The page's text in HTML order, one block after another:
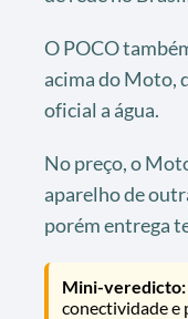
O POCO
acima do Moto,
oficial a água.
No preço, o
aparelho de
porém entrega
Mini-veredicto:
conectividade e